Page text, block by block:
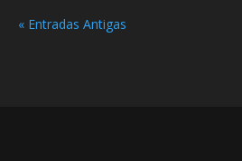
« Entradas Antigas